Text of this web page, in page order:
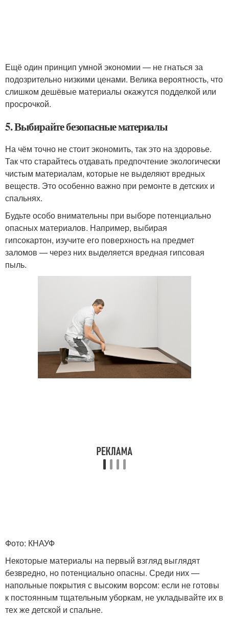
Ещё один принцип умной экономии — не гнаться за
подозрительно низкими ценами. Велика вероятность, что
слишком дешёвые материалы окажутся подделкой или
просрочкой.
5. Выбирайте безопасные материалы
На чём точно не стоит экономить, так это на здоровье.
Так что старайтесь отдавать предпочтение экологически
чистым материалам, которые не выделяют вредных
веществ. Это особенно важно при ремонте в детских и
спальнях.
Будьте особо внимательны при выборе потенциально
опасных материалов. Например, выбирая
гипсокартон, изучите его поверхность на предмет
заломов — через них выделяется вредная гипсовая
пыль.
Фото: КНАУФ
Некоторые материалы на первый взгляд выглядят
безвредно, но потенциально опасны. Среди них —
напольные покрытия с высоким ворсом: если не готовы
к постоянным тщательным уборкам, не укладывайте их в
тех же детской и спальне.